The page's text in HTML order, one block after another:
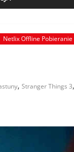
Netlix Offline Pobieranie
, Stranger Things 3,